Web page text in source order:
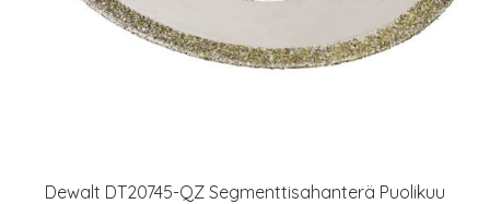
Dewalt DT20745-QZ Segmenttisahanterä Puolikuu